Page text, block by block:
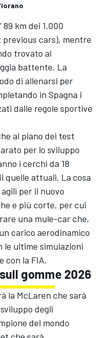
89 km dei 1.000
previous cars), mentre
trovato al
battente. La
di allenarsi per
in Spagna i
dalle regole sportive
al piano dei test
per lo sviluppo
i cerchi da 18
quelle attuali. La cosa
per il nuovo
e più corte, per cui
una mule-car che,
carico aerodinamico
le ultime simulazioni
con la FIA.
gomme 2026
la McLaren che sarà
degli
del mondo